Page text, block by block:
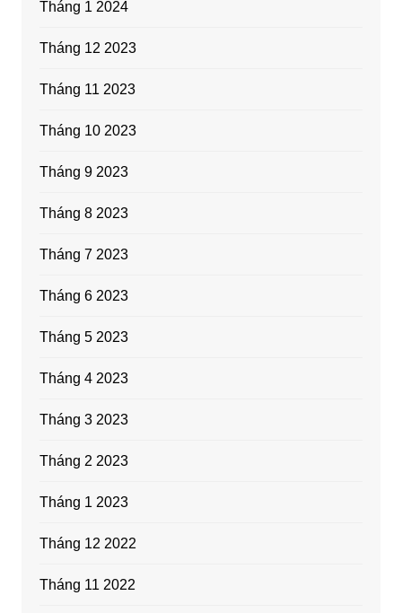
Tháng 1 2024
Tháng 12 2023
Tháng 11 2023
Tháng 10 2023
Tháng 9 2023
Tháng 8 2023
Tháng 7 2023
Tháng 6 2023
Tháng 5 2023
Tháng 4 2023
Tháng 3 2023
Tháng 2 2023
Tháng 1 2023
Tháng 12 2022
Tháng 11 2022